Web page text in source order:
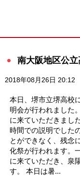
南大阪地区公
2018年08月26日 20:12
本日、堺市立堺高校
明会が行われました
に来ていただきまし
時間での説明でした
とができなく、残念
化祭が行われます。
に来ていただき、泉
す。 本日は暑...